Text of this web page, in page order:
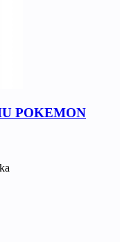
POKEMON